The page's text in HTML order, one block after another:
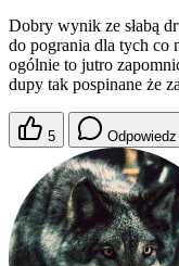
Dobry wynik ze słabą
do pogrania dla tych co
ogólnie to jutro
dupy tak pospinane że
5 Odpowiedz